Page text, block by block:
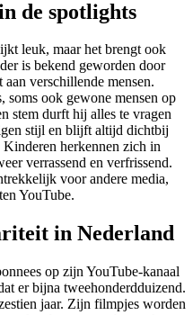
de spotlights
leuk, maar het brengt ook
is bekend geworden door
verschillende mensen.
soms ook gewone mensen op
stem durft hij alles te vragen
stijl en blijft altijd dichtbij
herkennen zich in
verrassend en verfrissend.
voor andere media,
YouTube.
in Nederland
op zijn YouTube-kanaal
er bijna tweehonderdduizend.
jaar. Zijn filmpjes worden